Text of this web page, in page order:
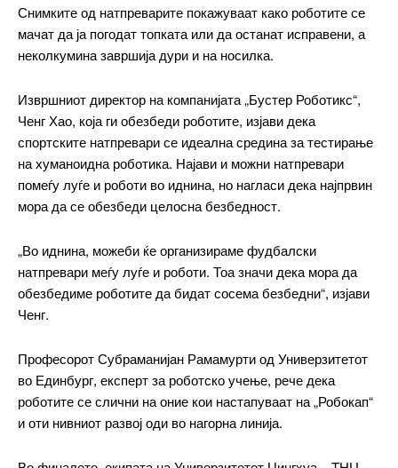
Free
Снимките од натпреварите покажуваат како роботите се
мачат да ја погодат топката или да останат исправени, а
неколкумина завршија дури и на носилка.
Извршниот директор на компанијата „Бустер Роботикс“,
Ченг Хао, која ги обезбеди роботите, изјави дека
спортските натпревари се идеална средина за тестирање
на хуманоидна роботика. Најави и можни натпревари
помеѓу луѓе и роботи во иднина, но нагласи дека најпрвин
мора да се обезбеди целосна безбедност.
„Во иднина, можеби ќе организираме фудбалски
натпревари меѓу луѓе и роботи. Тоа значи дека мора да
обезбедиме роботите да бидат сосема безбедни“, изјави
Ченг.
Професорот Субраманијан Рамамурти од Универзитетот
во Единбург, експерт за роботско учење, рече дека
роботите се слични на оние кои настапуваат на „Робокап“
и оти нивниот развој оди во нагорна линија.